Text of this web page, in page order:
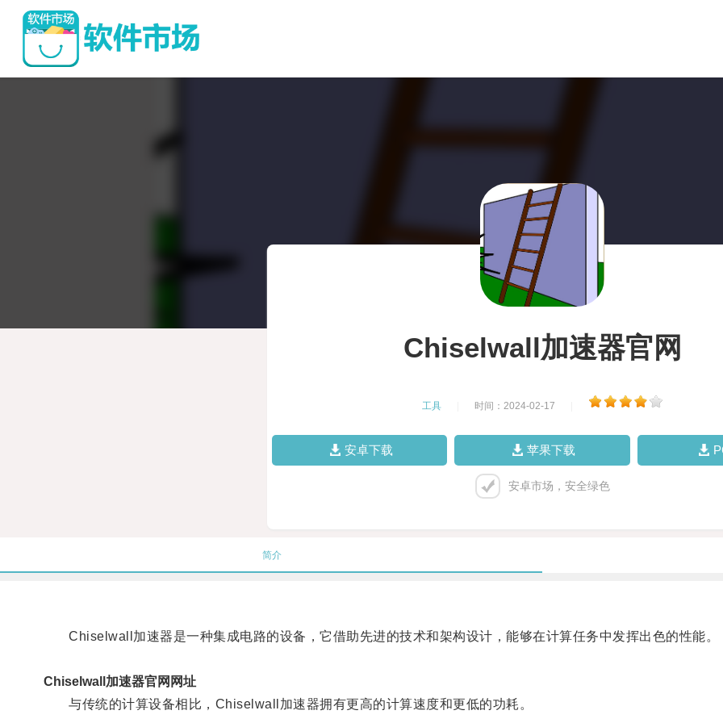
Chiselwall加速器官网
工具 时间：2024-02-17
安卓下载 苹果下载
安卓市场，安全绿色
简介
Chiselwall加速器是一种集成电路的设备，它借助先进的技术和架构设计，能够在计算任务中发挥出色的性能。
Chiselwall加速器官网网址
与传统的计算设备相比，Chiselwall加速器拥有更高的计算速度和更低的功耗。